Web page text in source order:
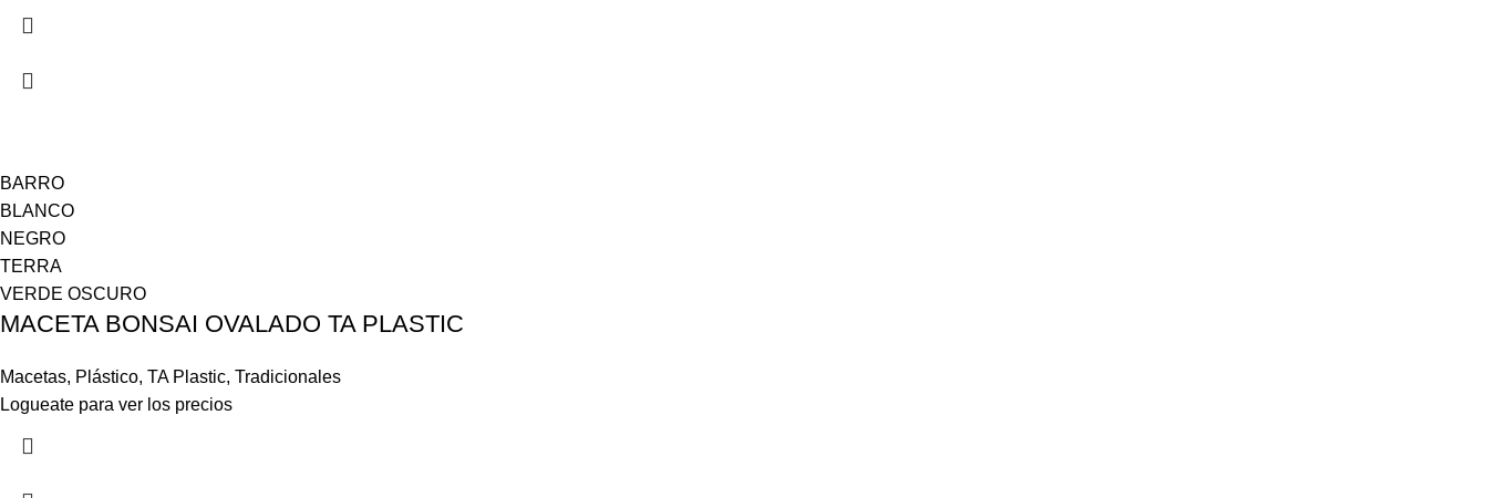
BARRO
BLANCO
NEGRO
TERRA
VERDE OSCURO
MACETA BONSAI OVALADO TA PLASTIC
Macetas, Plástico, TA Plastic, Tradicionales
Logueate para ver los precios